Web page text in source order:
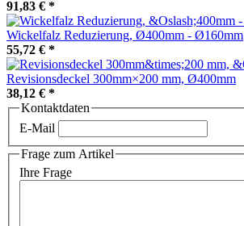
91,83 € *
Wickelfalz Reduzierung, Ø400mm - Ø160mm
55,72 € *
Revisionsdeckel 300mm×200 mm, Ø400mm
38,12 € *
Kontaktdaten
E-Mail
Frage zum Artikel
Ihre Frage